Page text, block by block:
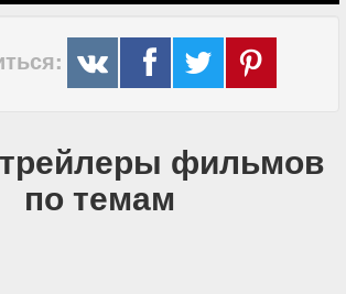
фильмов
по темам